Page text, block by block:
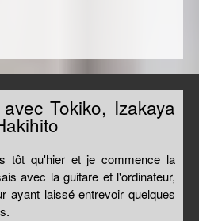
Tokiko, Izakaya
tôt qu'hier et je commence la
avec la guitare et l'ordinateur,
ayant laissé entrevoir quelques